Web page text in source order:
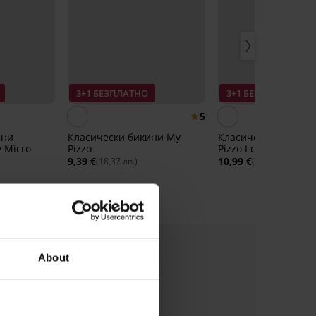
About
Micro
3+1 БЕЗПЛАТНО
5
Класически бикини My
Pizzo
9,39 €(18,37 лв.)
3+1 БЕЗПЛАТНО
Класически
Pizzo I с висока
10,99 €(21,49 лв.)